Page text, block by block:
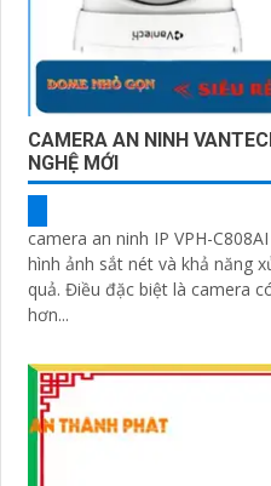
CAMERA AN NINH
NGHỆ MỚI
camera an ninh IP VPH-
hình ảnh sắt nét và khả năng
quả. Điều đặc biệt là camera có khả năng xem ban đêm rõ
hơn...